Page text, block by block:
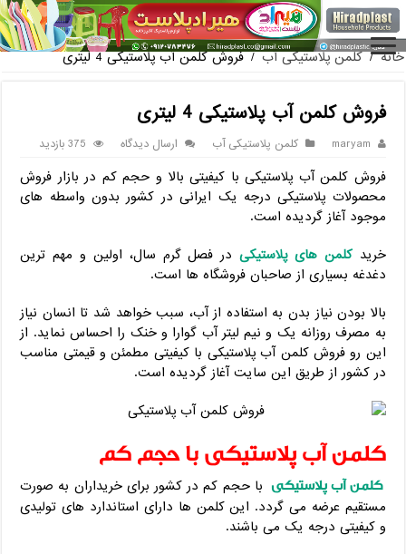
فروش گلدان پلاستیکی گ
خانه / کلمن پلاستیکی آب / فروش کلمن آب پلاستیکی 4 لیتری
فروش کلمن آب پلاستیکی 4 لیتری
maryam کلمن پلاستیکی آب ارسال دیدگاه 375 بازدید
فروش کلمن آب پلاستیکی با کیفیتی بالا و حجم کم در بازار فروش
محصولات پلاستیکی درجه یک ایرانی در کشور بدون واسطه های
موجود آغاز گردیده است.
خریدکلمن های پلاستیکیدر فصل گرم سال، اولین و مهم ترین
دغدغه بسیاری از صاحبان فروشگاه ها است.
بالا بودن نیاز بدن به استفاده از آب، سبب خواهد شد تا انسان نیاز
به مصرف روزانه یک و نیم لیتر آب گوارا و خنک را احساس نماید. از
این رو فروش کلمن آب پلاستیکی با کیفیتی مطمئن و قیمتی مناسب
در کشور از طریق این سایت آغاز گردیده است.
کلمن آب پلاستیکی با حجم کم
کلمن آب پلاستیکی با حجم کم در کشور برای خریداران به صورت
مستقیم عرضه می گردد. این کلمن ها دارای استاندارد های تولیدی
و کیفیتی درجه یک می باشند.